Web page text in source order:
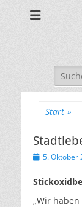
nach:
Start »
Veröffentlicht
5. Oktober
„Wir